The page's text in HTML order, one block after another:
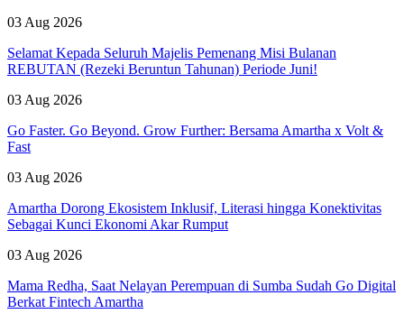
03 Aug 2026
Selamat Kepada Seluruh Majelis Pemenang Misi Bulanan
REBUTAN (Rezeki Beruntun Tahunan) Periode Juni!
03 Aug 2026
Go Faster. Go Beyond. Grow Further: Bersama Amartha x Volt &
Fast
03 Aug 2026
Amartha Dorong Ekosistem Inklusif, Literasi hingga Konektivitas
Sebagai Kunci Ekonomi Akar Rumput
03 Aug 2026
Mama Redha, Saat Nelayan Perempuan di Sumba Sudah Go Digital
Berkat Fintech Amartha